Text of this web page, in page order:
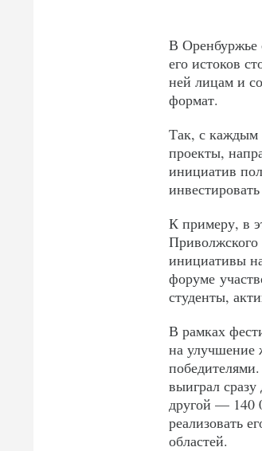
В Оренбуржье
его истоков
ней лицам и
формат.
Так, с каждым
проекты,
инициатив
К примеру, в
Приволжского
инициативы
форуме
студенты,
В рамках
на улучшение
выиграл
другой — 140
реализовать
областей.